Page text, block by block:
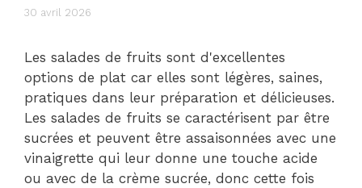
30 avril 2026
Les salades de fruits sont d'excellentes
options de plat car elles sont légères, saines,
pratiques dans leur préparation et délicieuses.
Les salades de fruits se caractérisent par être
sucrées et peuvent être assaisonnées avec une
vinaigrette qui leur donne une touche acide
ou avec de la crème sucrée, donc cette fois